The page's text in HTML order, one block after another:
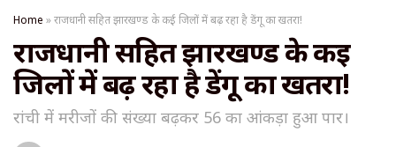
Home »राजधानी सहित झारखण्ड के कई जिलों में बढ़ रहा है डेंगू का खतरा!
राजधानी सहित झारखण्ड के कई
जिलों में बढ़ रहा है डेंगू का खतरा!
रांची में मरीजों की संख्या बढ़कर 56 का आंकड़ा हुआ पार।